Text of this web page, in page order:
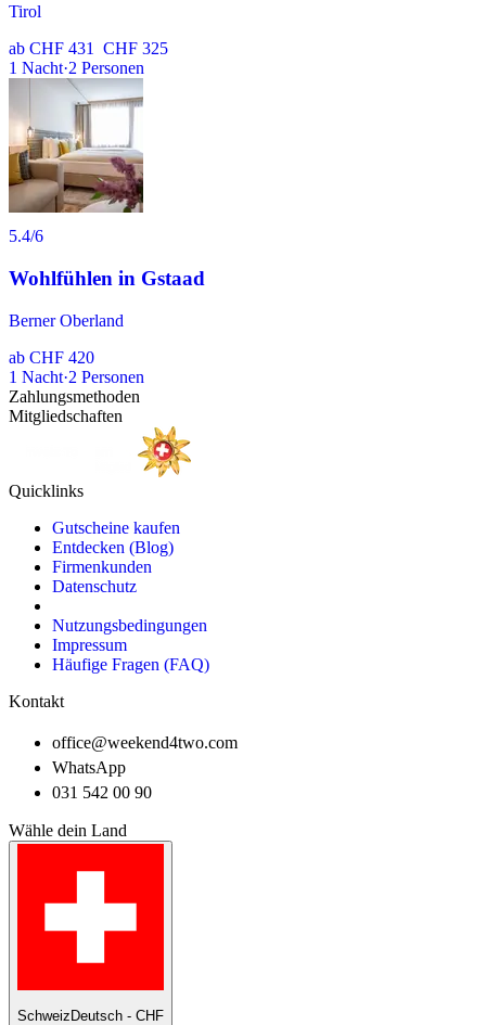
Tirol
ab CHF 431
CHF 325
1 Nacht·2 Personen
5.4/6
Wohlfühlen in Gstaad
Berner Oberland
ab CHF 420
1 Nacht·2 Personen
Zahlungsmethoden
Mitgliedschaften
Quicklinks
Gutscheine kaufen
Entdecken (Blog)
Firmenkunden
Datenschutz
Nutzungsbedingungen
Impressum
Häufige Fragen (FAQ)
Kontakt
office@weekend4two.com
WhatsApp
031 542 00 90
Wähle dein Land
SchweizDeutsch - CHF